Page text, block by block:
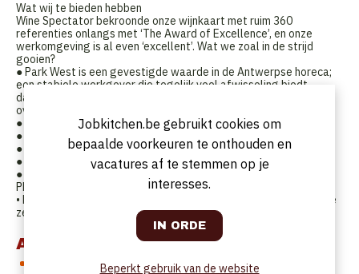
Wat wij te bieden hebben
Wine Spectator bekroonde onze wijnkaart met ruim 360
referenties onlangs met ‘The Award of Excellence’, en onze
werkomgeving is al even ‘excellent’. Wat we zoal in de strijd
gooien?
● Park West is een gevestigde waarde in de Antwerpse horeca;
een stabiele werkgever die tegelijk veel afwisseling biedt,
dankzij de combinatie van een restaurant, een feestzaal en een
overdekte buitenbar
● Een collegiale werksfeer
● Een aantrekkelijk salaris
● Restaurantkorting binnen de Park West Groep
● Elke werkdag een gezonde maaltijd.
● Kortingen op tal van merken – van Zalando tot Expedia en van
Philips tot de Efteling – via Benefits at Work
• En of je 4 of 5 dagen per week het dienblad oppakt? Dat kies je
zelf.
Als kelner...
… zet je onze gasten op een voetstuk – of tenminste op de
Jobkitchen.be gebruikt cookies om
bepaalde voorkeuren te onthouden en
vacatures af te stemmen op je
interesses.
Beperkt gebruik van de website